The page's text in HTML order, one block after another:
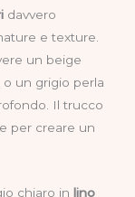
davvero
e texture.
un beige
un grigio perla
Il trucco
per creare un
chiaro in lino